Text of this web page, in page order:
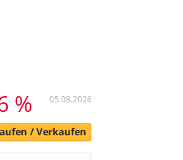
% 05.08.2026